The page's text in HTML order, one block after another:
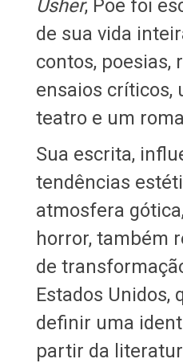
Usher, Poe foi
de sua vida
contos, poesias,
ensaios críticos,
teatro e um
Sua escrita,
tendências
atmosfera
horror, também
de
Estados Unidos,
definir uma
partir da